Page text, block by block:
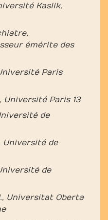
Kaslik,
émérite des
Paris
Université Paris 13
de
Université de
de
Universitat Oberta